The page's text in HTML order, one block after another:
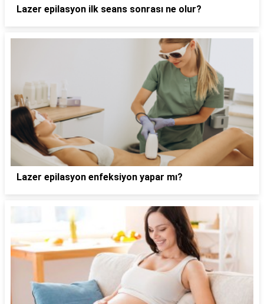
Lazer epilasyon ilk seans sonrası ne olur?
Lazer epilasyon enfeksiyon yapar mı?